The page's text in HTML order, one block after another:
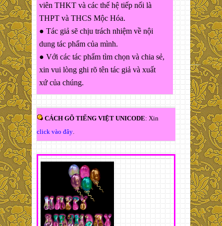
viên THKT và các thế hệ tiếp nối là
THPT và THCS Mộc Hóa.
● Tác giả sẽ chịu trách nhiệm về nội
dung tác phẩm của mình.
● Với các tác phẩm tìm chọn và chia sẻ,
xin vui lòng ghi rõ tên tác giả và xuất
xứ của chúng.
CÁCH GÕ TIẾNG VIỆT UNICODE: Xin
click vào đây